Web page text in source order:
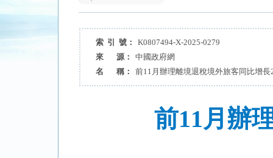
索 引 號：
K0807494-X-2025-0279
來 源：
中國政府網
名 稱：
前11月辦理離境退稅境外旅客同比增長
前11月辦